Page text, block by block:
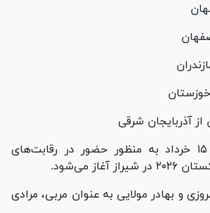
اردوی تیم ملی از ۱۵ خرداد به منظور حضور در رقابت‌های
می‌شود.
و بهادر مولایی به عنوان مربی، مرادی